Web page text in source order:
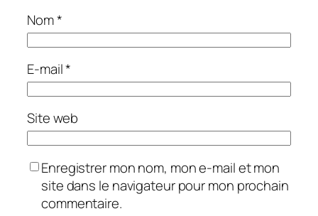
Nom*
E-mail*
Site web
Enregistrer mon nom, mon e-mail et mon
site dans le navigateur pour mon prochain
commentaire.